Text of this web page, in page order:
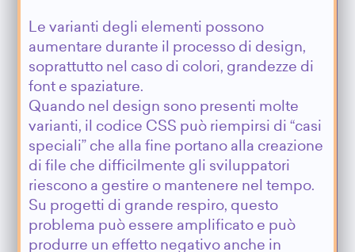
Le varianti degli elementi possono
aumentare durante il processo di design,
soprattutto nel caso di colori, grandezze di
font e spaziature.
Quando nel design sono presenti molte
varianti, il codice CSS può riempirsi di “casi
speciali” che alla fine portano alla creazione
di file che difficilmente gli sviluppatori
riescono a gestire o mantenere nel tempo.
Su progetti di grande respiro, questo
problema può essere amplificato e può
produrre un effetto negativo anche in